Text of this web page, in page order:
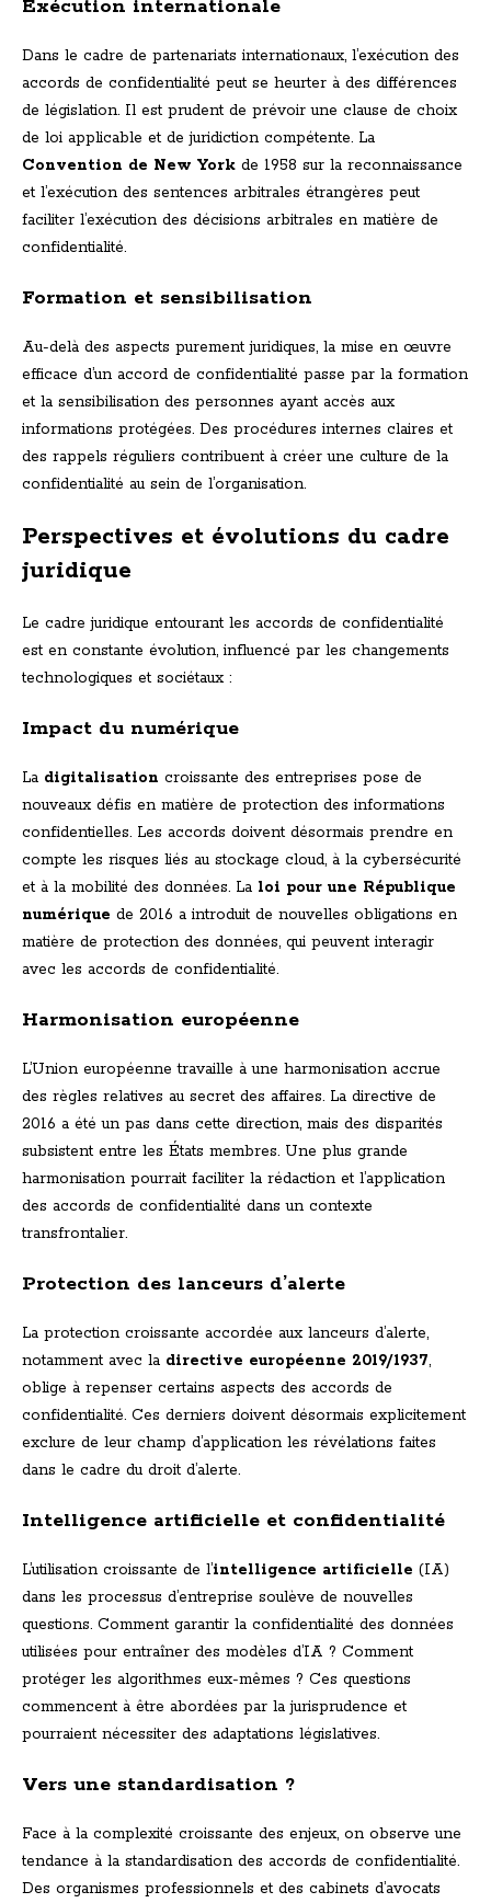
Exécution internationale
Dans le cadre de partenariats internationaux, l’exécution des
accords de confidentialité peut se heurter à des différences
de législation. Il est prudent de prévoir une clause de choix
de loi applicable et de juridiction compétente. La
Convention de New York de 1958 sur la reconnaissance
et l’exécution des sentences arbitrales étrangères peut
faciliter l’exécution des décisions arbitrales en matière de
confidentialité.
Formation et sensibilisation
Au-delà des aspects purement juridiques, la mise en œuvre
efficace d’un accord de confidentialité passe par la formation
et la sensibilisation des personnes ayant accès aux
informations protégées. Des procédures internes claires et
des rappels réguliers contribuent à créer une culture de la
confidentialité au sein de l’organisation.
Perspectives et évolutions du cadre
juridique
Le cadre juridique entourant les accords de confidentialité
est en constante évolution, influencé par les changements
technologiques et sociétaux :
Impact du numérique
La digitalisation croissante des entreprises pose de
nouveaux défis en matière de protection des informations
confidentielles. Les accords doivent désormais prendre en
compte les risques liés au stockage cloud, à la cybersécurité
et à la mobilité des données. La loi pour une République
numérique de 2016 a introduit de nouvelles obligations en
matière de protection des données, qui peuvent interagir
avec les accords de confidentialité.
Harmonisation européenne
L’Union européenne travaille à une harmonisation accrue
des règles relatives au secret des affaires. La directive de
2016 a été un pas dans cette direction, mais des disparités
subsistent entre les États membres. Une plus grande
harmonisation pourrait faciliter la rédaction et l’application
des accords de confidentialité dans un contexte
transfrontalier.
Protection des lanceurs d’alerte
La protection croissante accordée aux lanceurs d’alerte,
notamment avec la directive européenne 2019/1937,
oblige à repenser certains aspects des accords de
confidentialité. Ces derniers doivent désormais explicitement
exclure de leur champ d’application les révélations faites
dans le cadre du droit d’alerte.
Intelligence artificielle et confidentialité
L’utilisation croissante de l’intelligence artificielle (IA)
dans les processus d’entreprise soulève de nouvelles
questions. Comment garantir la confidentialité des données
utilisées pour entraîner des modèles d’IA ? Comment
protéger les algorithmes eux-mêmes ? Ces questions
commencent à être abordées par la jurisprudence et
pourraient nécessiter des adaptations législatives.
Vers une standardisation ?
Face à la complexité croissante des enjeux, on observe une
tendance à la standardisation des accords de confidentialité.
Des organismes professionnels et des cabinets d’avocats